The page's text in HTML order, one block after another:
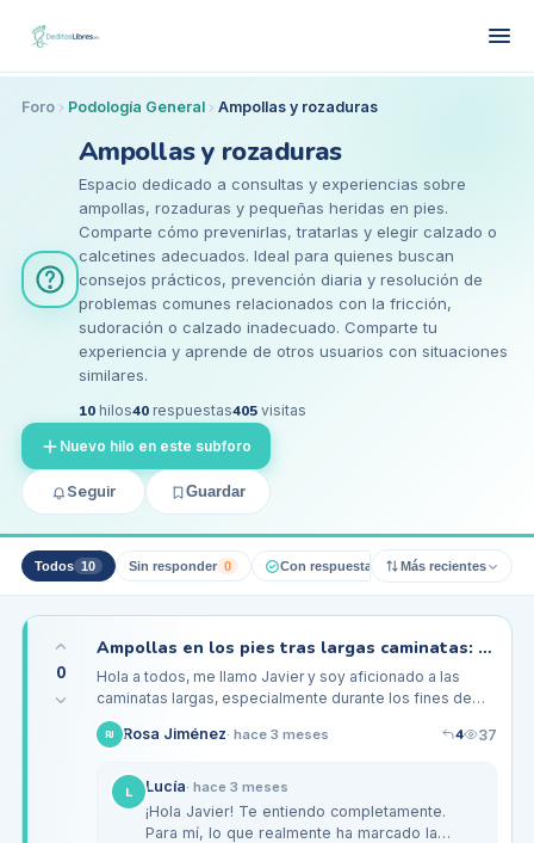
Foro Podología General Ampollas y rozaduras
Ampollas y rozaduras
Espacio dedicado a consultas y experiencias sobre
ampollas, rozaduras y pequeñas heridas en pies.
Comparte cómo prevenirlas, tratarlas y elegir calzado o
calcetines adecuados. Ideal para quienes buscan
consejos prácticos, prevención diaria y resolución de
problemas comunes relacionados con la fricción,
sudoración o calzado inadecuado. Comparte tu
experiencia y aprende de otros usuarios con situaciones
similares.
10hilos40respuestas405visitas
Nuevo hilo en este subforo
Seguir Guardar
Todos 10 Sin responder 0 Con respuesta pro 0 Resueltos
Más recientes
0
Ampollas en los pies tras largas caminatas: ¿cómo prevenirlas?
Hola a todos, me llamo Javier y soy aficionado a las
caminatas largas, especialmente durante los fines de
semana. Sin embargo, cada vez que me aventuro a
caminar más de 10…
RJ Rosa Jiménez· hace 3 meses 4 37
L Lucía· hace 3 meses
¡Hola Javier! Te entiendo completamente.
Para mí, lo que realmente ha marcado la